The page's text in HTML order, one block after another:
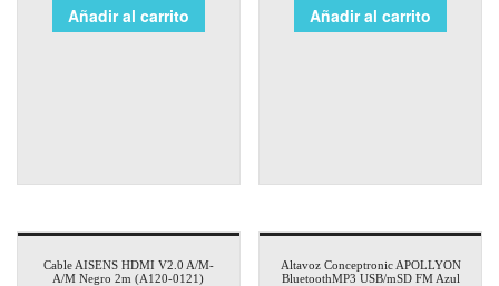
Añadir al carrito Añadir al carrito
Cable AISENS HDMI V2.0 A/M-
A/M Negro 2m (A120-0121)
Altavoz Conceptronic APOLLYON
BluetoothMP3 USB/mSD FM Azul